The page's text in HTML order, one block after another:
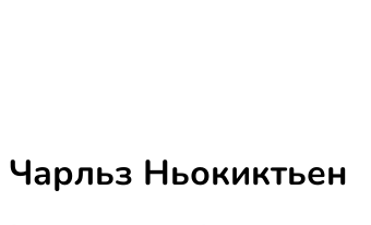
Чарльз Ньокиктьен